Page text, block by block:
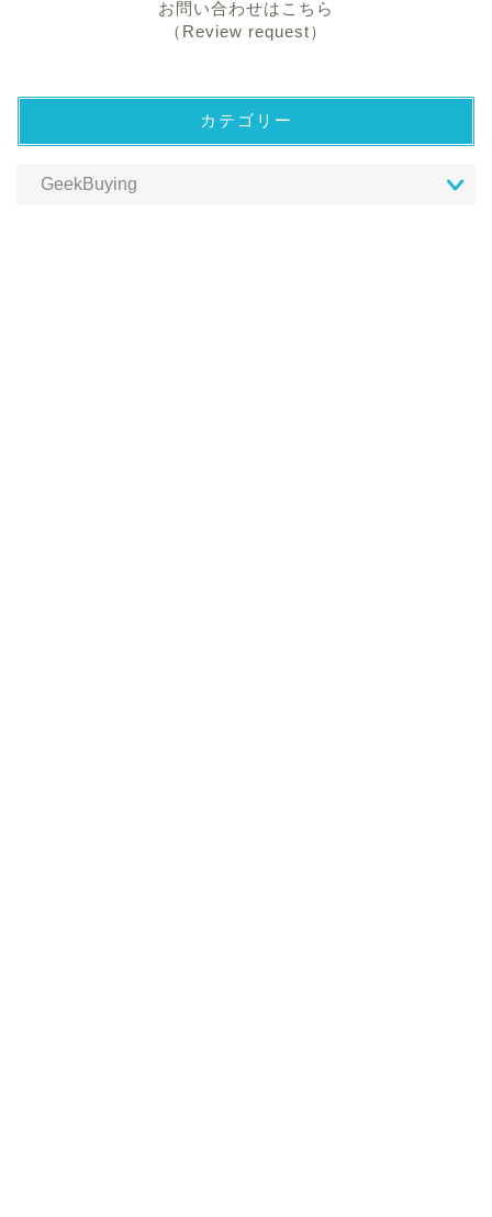
お問い合わせはこちら
（Review request）
カテゴリー